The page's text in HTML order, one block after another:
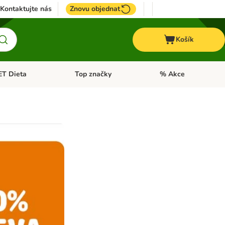
Kontaktujte nás Znovu objednat
Košík
menu: Koně
Dieta Otevřít menu: + VET Dieta
Top značky Otevřít menu: Top
% Akce